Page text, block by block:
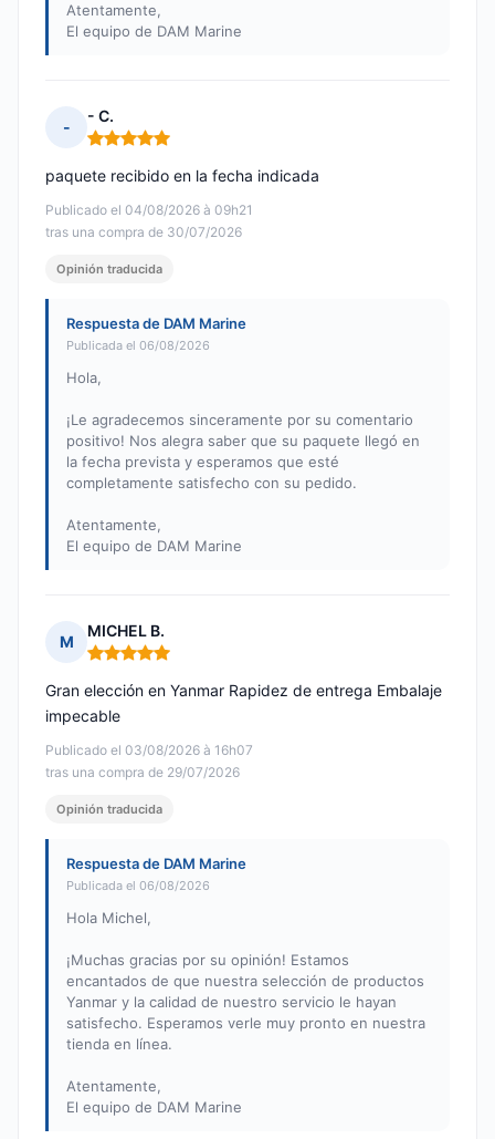
Atentamente,
El equipo de DAM Marine
-
- C.
Nota: 5 de 5
Publicado el 04/08/2026 à 09h21
tras una compra de 30/07/2026
paquete recibido en la fecha indicada
Opinión traducida
Respuesta de DAM Marine
Publicada el 06/08/2026
Hola,
¡Le agradecemos sinceramente por su comentario
positivo! Nos alegra saber que su paquete llegó en
la fecha prevista y esperamos que esté
completamente satisfecho con su pedido.
Atentamente,
El equipo de DAM Marine
M
MICHEL B.
Nota: 5 de 5
Publicado el 03/08/2026 à 16h07
tras una compra de 29/07/2026
Gran elección en Yanmar Rapidez de entrega Embalaje
impecable
Opinión traducida
Respuesta de DAM Marine
Publicada el 06/08/2026
Hola Michel,
¡Muchas gracias por su opinión! Estamos
encantados de que nuestra selección de productos
Yanmar y la calidad de nuestro servicio le hayan
satisfecho. Esperamos verle muy pronto en nuestra
tienda en línea.
Atentamente,
El equipo de DAM Marine